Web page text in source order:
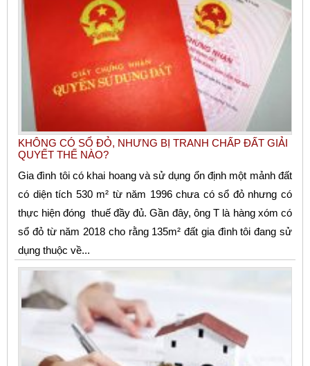
KHÔNG CÓ SỔ ĐỎ, NHƯNG BỊ TRANH CHẤP ĐẤT GIẢI
QUYẾT THẾ NÀO?
Gia đình tôi có khai hoang và sử dụng ổn định một mảnh đất
có diện tích 530 m² từ năm 1996 chưa có sổ đỏ nhưng có
thực hiện đóng thuế đầy đủ. Gần đây, ông T là hàng xóm có
sổ đỏ từ năm 2018 cho rằng 135m² đất gia đình tôi đang sử
dụng thuộc về...